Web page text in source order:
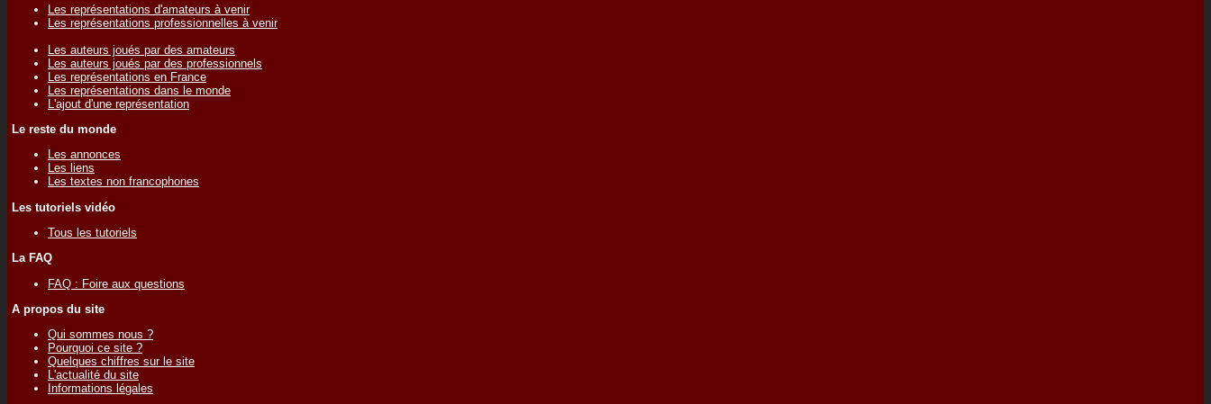
Les représentations d'amateurs à venir
Les représentations professionnelles à venir
Les auteurs joués par des amateurs
Les auteurs joués par des professionnels
Les représentations en France
Les représentations dans le monde
L'ajout d'une représentation
Le reste du monde
Les annonces
Les liens
Les textes non francophones
Les tutoriels vidéo
Tous les tutoriels
La FAQ
FAQ : Foire aux questions
A propos du site
Qui sommes nous ?
Pourquoi ce site ?
Quelques chiffres sur le site
L'actualité du site
Informations légales